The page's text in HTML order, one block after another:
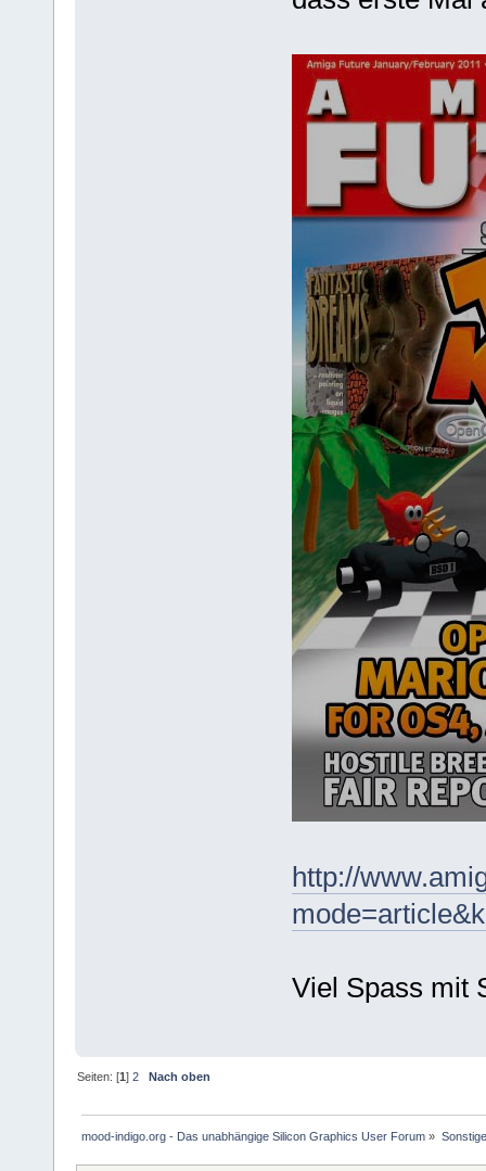
http://
Viel Spass mit
Seiten: [1]2 Nach oben
mood-indigo.org - Das unabhängige Silicon Graphics User Forum »